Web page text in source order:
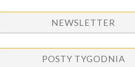
NEWSLETTER
POSTY TYGODNIA